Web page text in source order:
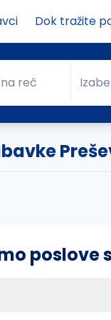
Dok tražite
rečreč Grad
poslove